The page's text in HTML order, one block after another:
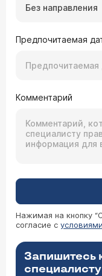
Без направления
Предпочитаемая
Комментарий
Нажимая на кнопку
согласие с
Запишитесь
специалисту